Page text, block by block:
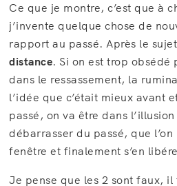
Ce que je montre, c’est que à
j’invente quelque chose de
rapport au passé. Après le
distance. Si on est trop obsédé
dans le ressassement, la
l’idée que c’était mieux avant
passé, on va être dans
débarrasser du passé, que
fenêtre et finalement s’en
Je pense que les 2 sont faux,